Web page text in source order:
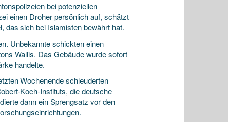
bei potenziellen
einen Droher persönlich auf, schätzt
das sich bei Islamisten bewährt hat.
Unbekannte schickten einen
Wallis. Das Gebäude wurde sofort
handelte.
Wochenende schleuderten
Koch-Instituts, die deutsche
dann ein Sprengsatz vor den